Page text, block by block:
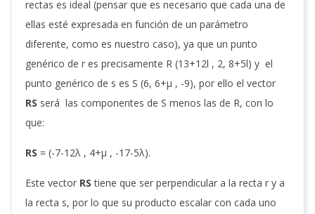
rectas es ideal (pensar que es necesario que cada una de
ellas esté expresada en función de un parámetro
diferente, como es nuestro caso), ya que un punto
genérico de r es precisamente R (13+12l , 2, 8+5l) y el
punto genérico de s es S (6, 6+μ , -9), por ello el vector
RS será las componentes de S menos las de R, con lo
que:
RS = (-7-12λ , 4+μ , -17-5λ).
Este vector RS tiene que ser perpendicular a la recta r y a
la recta s, por lo que su producto escalar con cada uno